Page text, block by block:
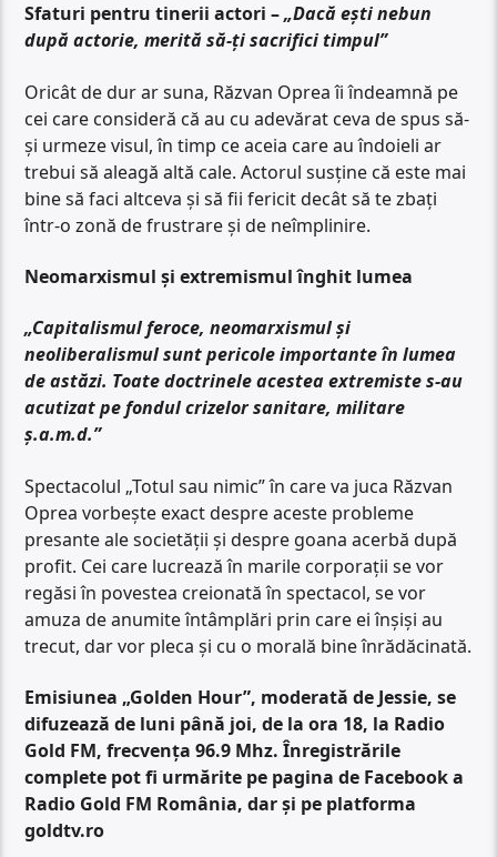
Sfaturi pentru tinerii actori –„Dacă ești nebun
după actorie, merită să-ți sacrifici timpul”
Oricât de dur ar suna, Răzvan Oprea îi îndeamnă pe
cei care consideră că au cu adevărat ceva de spus să-
și urmeze visul, în timp ce aceia care au îndoieli ar
trebui să aleagă altă cale. Actorul susține că este mai
bine să faci altceva și să fii fericit decât să te zbați
într-o zonă de frustrare și de neîmplinire.
Neomarxismul și extremismul înghit lumea
„Capitalismul feroce, neomarxismul și
neoliberalismul sunt pericole importante în lumea
de astăzi. Toate doctrinele acestea extremiste s-au
acutizat pe fondul crizelor sanitare, militare
ș.a.m.d.”
Spectacolul „Totul sau nimic” în care va juca Răzvan
Oprea vorbește exact despre aceste probleme
presante ale societății și despre goana acerbă după
profit. Cei care lucrează în marile corporații se vor
regăsi în povestea creionată în spectacol, se vor
amuza de anumite întâmplări prin care ei înșiși au
trecut, dar vor pleca și cu o morală bine înrădăcinată.
Emisiunea „Golden Hour”, moderată de Jessie, se
difuzează de luni până joi, de la ora 18, la Radio
Gold FM, frecvența 96.9 Mhz. Înregistrările
complete pot fi urmărite pe pagina de Facebook a
Radio Gold FM România, dar și pe platforma
goldtv.ro